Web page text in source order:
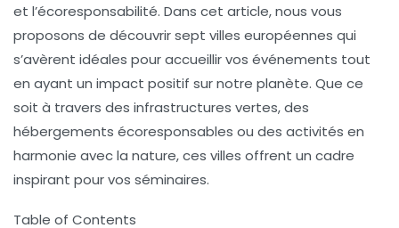
et l’écoresponsabilité. Dans cet article, nous vous
proposons de découvrir sept villes européennes qui
s’avèrent idéales pour accueillir vos événements tout
en ayant un impact positif sur notre planète. Que ce
soit à travers des infrastructures vertes, des
hébergements écoresponsables ou des activités en
harmonie avec la nature, ces villes offrent un cadre
inspirant pour vos séminaires.
Table of Contents